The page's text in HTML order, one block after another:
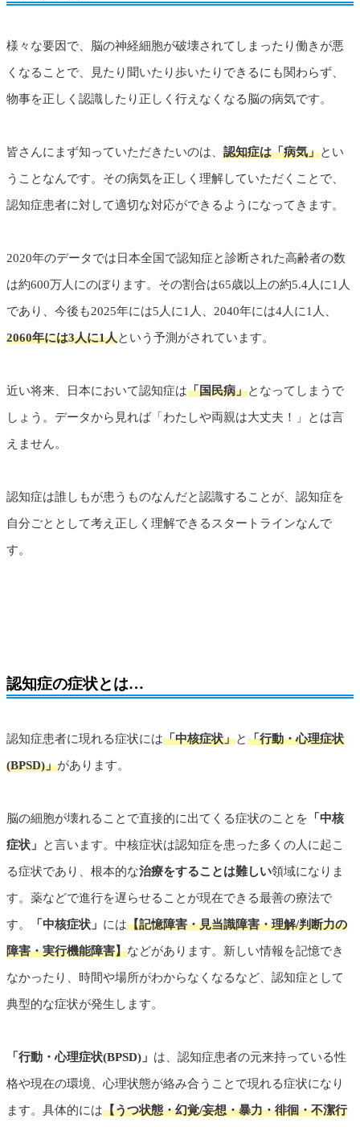
様々な要因で、脳の神経細胞が破壊されてしまったり働きが悪
くなることで、見たり聞いたり歩いたりできるにも関わらず、
物事を正しく認識したり正しく行えなくなる脳の病気です。
皆さんにまず知っていただきたいのは、 認知症は「病気」とい
うことなんです。その病気を正しく理解していただくことで、
認知症患者に対して適切な対応ができるようになってきます。
2020年のデータでは日本全国で認知症と診断された高齢者の数
は約600万人にのぼります。その割合は65歳以上の約5.4人に1人
であり、今後も2025年には5人に1人、2040年には4人に1人、
2060年には3人に1人という予測がされています。
近い将来、日本において認知症は「国民病」となってしまうで
しょう。データから見れば「わたしや両親は大丈夫！」とは言
えません。
認知症は誰しもが患うものなんだと認識することが、認知症を
自分ごととして考え正しく理解できるスタートラインなんで
す。
認知症の症状とは…
認知症患者に現れる症状には「中核症状」と「行動・心理症状
(BPSD)」があります。
脳の細胞が壊れることで直接的に出てくる症状のことを 「中核
症状」 と言います。中核症状は認知症を患った多くの人に起こ
る症状であり、根本的な治療をすることは難しい領域になりま
す。薬などで進行を遅らせることが現在できる最善の療法で
す。 「中核症状」 には【記憶障害・見当識障害・理解/判断力の
障害・実行機能障害】などがあります。新しい情報を記憶でき
なかったり、時間や場所がわからなくなるなど、認知症として
典型的な症状が発生します。
「行動・心理症状(BPSD)」 は、認知症患者の元来持っている性
格や現在の環境、心理状態が絡み合うことで現れる症状になり
ます。具体的には【うつ状態・幻覚/妄想・暴力・徘徊・不潔行